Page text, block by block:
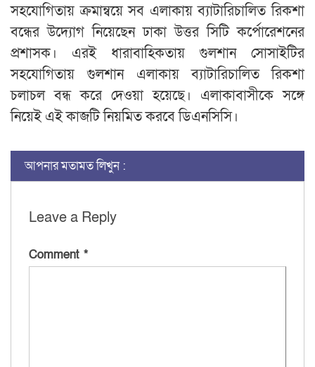
সহযোগিতায় ক্রমান্বয়ে সব এলাকায় ব্যাটারিচালিত রিকশা
বন্ধের উদ্যোগ নিয়েছেন ঢাকা উত্তর সিটি কর্পোরেশনের
প্রশাসক। এরই ধারাবাহিকতায় গুলশান সোসাইটির
সহযোগিতায় গুলশান এলাকায় ব্যাটারিচালিত রিকশা
চলাচল বন্ধ করে দেওয়া হয়েছে। এলাকাবাসীকে সঙ্গে
নিয়েই এই কাজটি নিয়মিত করবে ডিএনসিসি।
আপনার মতামত লিখুন :
Leave a Reply
Comment *